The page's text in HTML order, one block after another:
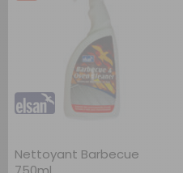
Nettoyant Barbecue